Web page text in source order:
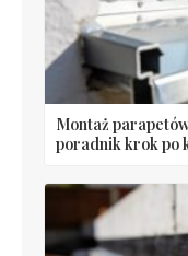
Montaż
poradnik krok po